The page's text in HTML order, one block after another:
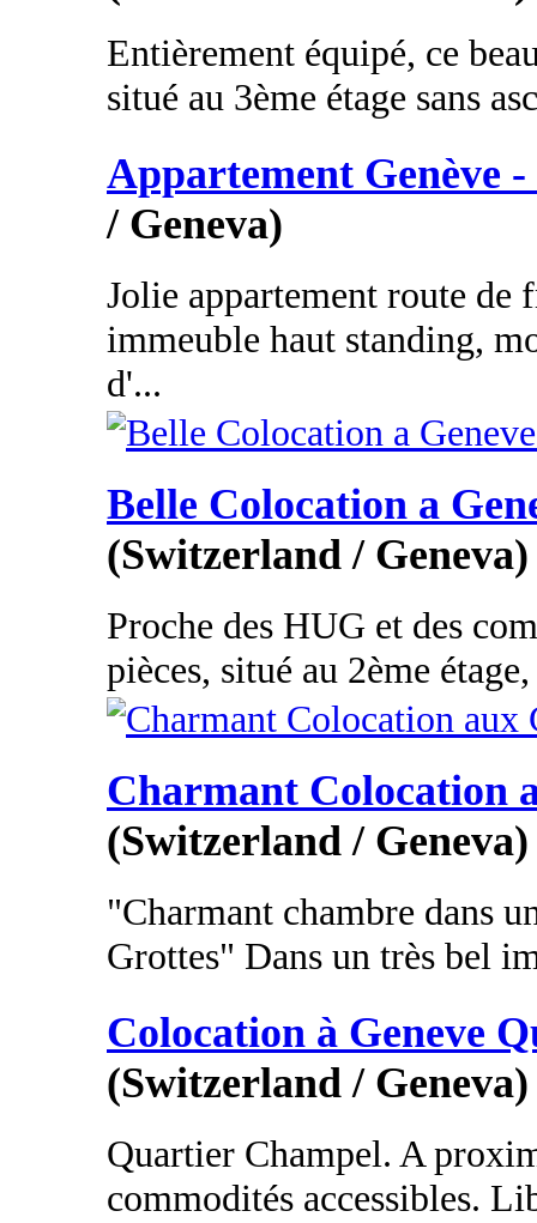
Entièrement équipé, ce
situé au 3ème étage sans
Appartement Genève -
/ Geneva)
Jolie appartement route de
immeuble haut standing,
d'...
Belle Colocation a
(Switzerland / Geneva)
Proche des HUG et des
pièces, situé au 2ème
Charmant Colocation
(Switzerland / Geneva)
"Charmant chambre dans
Grottes" Dans un très bel
Colocation à Geneve
(Switzerland / Geneva)
Quartier Champel. A
commodités accessibles.